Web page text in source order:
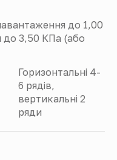
до 1,00
до 3,50 КПа (або
Горизонтальні 4-
6 рядів,
вертикальні 2
ряди